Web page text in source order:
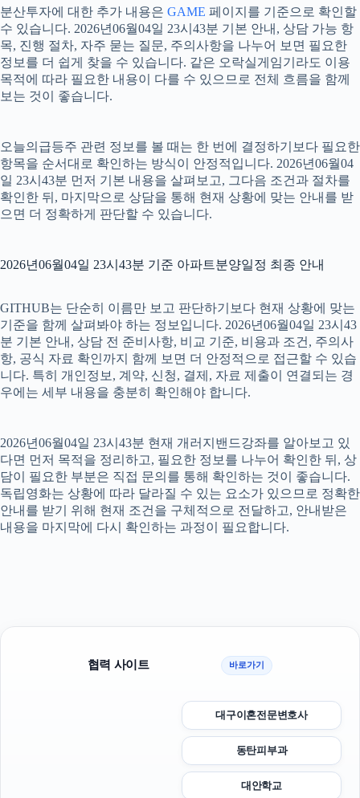
분산투자에 대한 추가 내용은 GAME 페이지를 기준으로 확인할
수 있습니다. 2026년06월04일 23시43분 기본 안내, 상담 가능 항
목, 진행 절차, 자주 묻는 질문, 주의사항을 나누어 보면 필요한
정보를 더 쉽게 찾을 수 있습니다. 같은 오락실게임기라도 이용
목적에 따라 필요한 내용이 다를 수 있으므로 전체 흐름을 함께
보는 것이 좋습니다.
오늘의급등주 관련 정보를 볼 때는 한 번에 결정하기보다 필요한
항목을 순서대로 확인하는 방식이 안정적입니다. 2026년06월04
일 23시43분 먼저 기본 내용을 살펴보고, 그다음 조건과 절차를
확인한 뒤, 마지막으로 상담을 통해 현재 상황에 맞는 안내를 받
으면 더 정확하게 판단할 수 있습니다.
2026년06월04일 23시43분 기준 아파트분양일정 최종 안내
GITHUB는 단순히 이름만 보고 판단하기보다 현재 상황에 맞는
기준을 함께 살펴봐야 하는 정보입니다. 2026년06월04일 23시43
분 기본 안내, 상담 전 준비사항, 비교 기준, 비용과 조건, 주의사
항, 공식 자료 확인까지 함께 보면 더 안정적으로 접근할 수 있습
니다. 특히 개인정보, 계약, 신청, 결제, 자료 제출이 연결되는 경
우에는 세부 내용을 충분히 확인해야 합니다.
2026년06월04일 23시43분 현재 개러지밴드강좌를 알아보고 있
다면 먼저 목적을 정리하고, 필요한 정보를 나누어 확인한 뒤, 상
담이 필요한 부분은 직접 문의를 통해 확인하는 것이 좋습니다.
독립영화는 상황에 따라 달라질 수 있는 요소가 있으므로 정확한
안내를 받기 위해 현재 조건을 구체적으로 전달하고, 안내받은
내용을 마지막에 다시 확인하는 과정이 필요합니다.
협력 사이트 바로가기
대구이혼전문변호사
동탄피부과
대안학교